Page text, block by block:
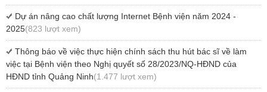
Dự án nâng cao chất lượng Internet Bệnh viện năm 2024 -
2025(823 lượt xem)
Thông báo về việc thực hiện chính sách thu hút bác sĩ về làm
việc tại Bệnh viện theo Nghị quyết số 28/2023/NQ-HĐND của
HĐND tỉnh Quảng Ninh(1.477 lượt xem)